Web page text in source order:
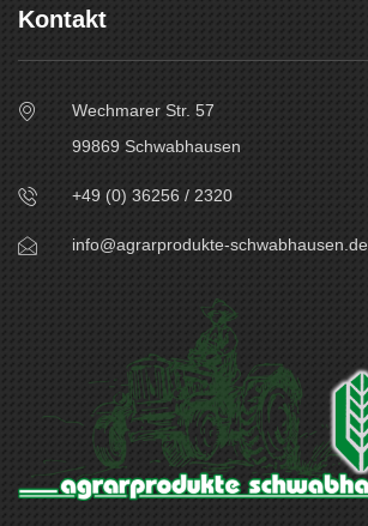
Kontakt
Wechmarer Str. 57
99869 Schwabhausen
+49 (0) 36256 / 2320
info@agrarprodukte-schwabhausen.de